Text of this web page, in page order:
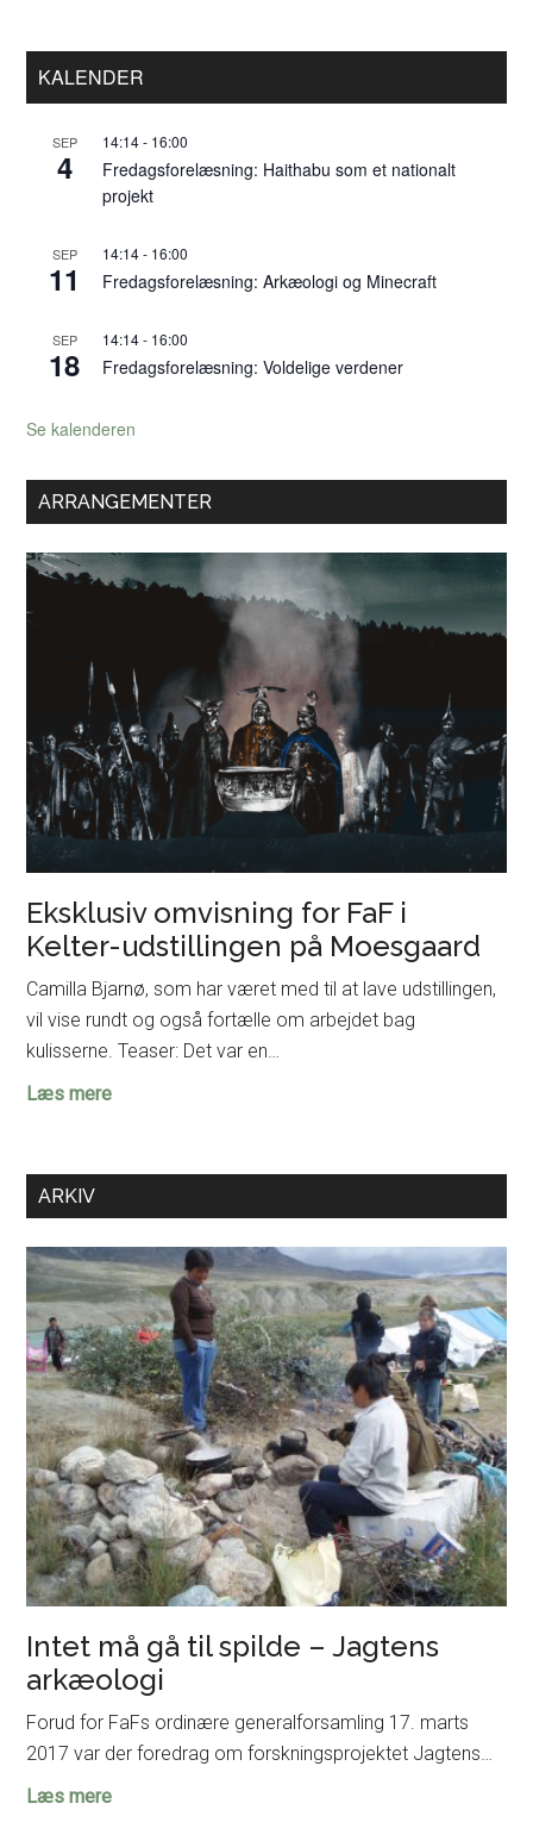
Primær
Sidebar
KALENDER
SEP
4
14:14- 16:00
Fredagsforelæsning: Haithabu som et nationalt
projekt
SEP
11
14:14- 16:00
Fredagsforelæsning: Arkæologi og Minecraft
SEP
18
14:14- 16:00
Fredagsforelæsning: Voldelige verdener
Se kalenderen
ARRANGEMENTER
Eksklusiv omvisning for FaF i
Kelter-udstillingen på Moesgaard
Camilla Bjarnø, som har været med til at lave udstillingen,
vil vise rundt og også fortælle om arbejdet bag
kulisserne. Teaser: Det var en…
Læs mereEksklusiv
i
Kelter-
udstillingen
på
Moesgaard
ARKIV
Intet må gå til spilde – Jagtens
arkæologi
Forud for FaFs ordinære generalforsamling 17. marts
2017 var der foredrag om forskningsprojektet Jagtens…
Læs mereIntet